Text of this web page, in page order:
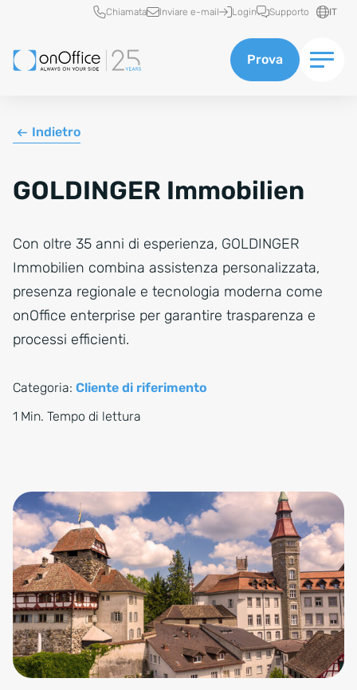
Accesso rapido
Chiamata Inviare e-mail Login Supporto IT
Prova
Indietro
GOLDINGER Immobilien
Con oltre 35 anni di esperienza, GOLDINGER
Immobilien combina assistenza personalizzata,
presenza regionale e tecnologia moderna come
onOffice enterprise per garantire trasparenza e
processi efficienti.
Categoria: Cliente di riferimento
1 Min. Tempo di lettura